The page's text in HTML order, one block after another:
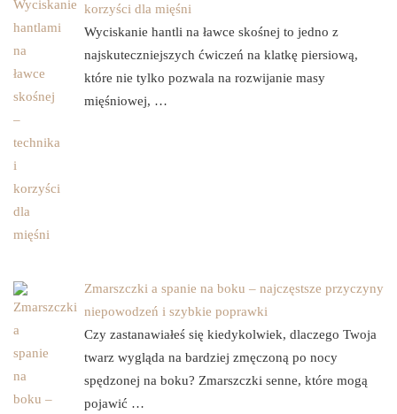
korzyści dla mięśni
Wyciskanie hantli na ławce skośnej to jedno z
najskuteczniejszych ćwiczeń na klatkę piersiową,
które nie tylko pozwala na rozwijanie masy
mięśniowej, …
Zmarszczki a spanie na boku – najczęstsze przyczyny
niepowodzeń i szybkie poprawki
Czy zastanawiałeś się kiedykolwiek, dlaczego Twoja
twarz wygląda na bardziej zmęczoną po nocy
spędzonej na boku? Zmarszczki senne, które mogą
pojawić …